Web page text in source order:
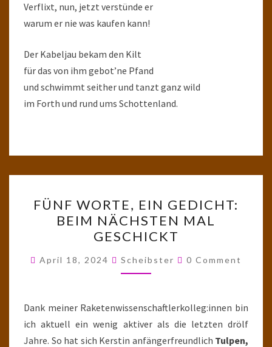
Verflixt, nun, jetzt verstünde er
warum er nie was kaufen kann!
Der Kabeljau bekam den Kilt
für das von ihm gebot’ne Pfand
und schwimmt seither und tanzt ganz wild
im Forth und rund ums Schottenland.
WORTE,
EIN
GEDICHT:
BEIM
NÄCHSTEN
GESCHICKT
FÜNF WORTE, EIN GEDICHT:
BEIM NÄCHSTEN MAL
GESCHICKT
April 18, 2024 Scheibster Comments
0 Comment
Dank meiner Raketenwissenschaftlerkolleg:innen bin
ich aktuell ein wenig aktiver als die letzten drölf
Jahre. So hat sich Kerstin anfängerfreundlich Tulpen,